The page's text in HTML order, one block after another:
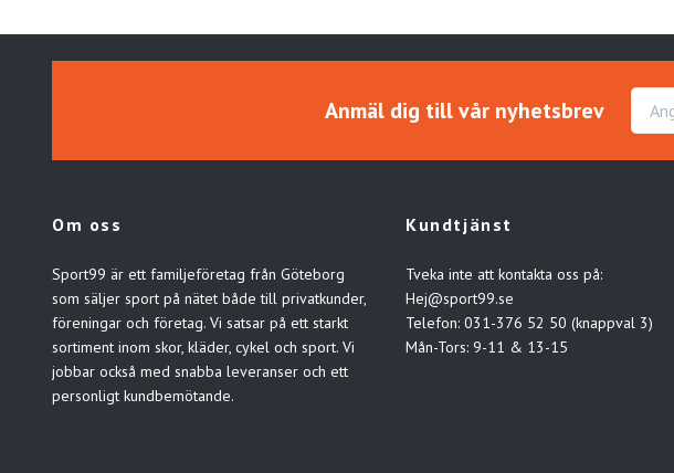
Anmäl dig till vår nyhetsbrev
Om oss
Sport99 är ett familjeföretag från Göteborg
som säljer sport på nätet både till privatkunder,
föreningar och företag. Vi satsar på ett starkt
sortiment inom skor, kläder, cykel och sport. Vi
jobbar också med snabba leveranser och ett
personligt kundbemötande.
Kundtjänst
Tveka inte att kontakta oss på:
Hej@sport99.se
Telefon: 031-376 52 50 (knappval 3)
Mån-Tors: 9-11 & 13-15